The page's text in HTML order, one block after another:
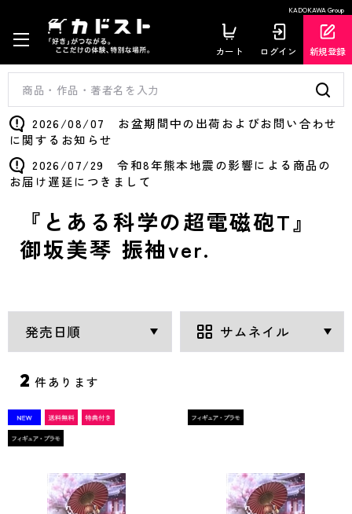
KADOKAWA Group
カート ログイン 新規登録
2026/08/07 お盆期間中の出荷およびお問い合わせ
に関するお知らせ
2026/07/29 令和8年熊本地震の影響による商品の
お届け遅延につきまして
『とある科学の超電磁砲T』
御坂美琴 振袖ver.
2 件あります